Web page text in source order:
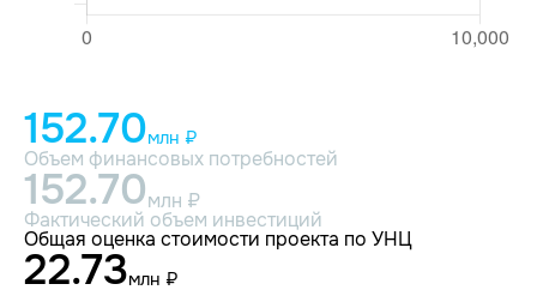
152.70млн ₽
Объем финансовых потребностей
152.70млн ₽
Фактический объем инвестиций
Общая оценка стоимости проекта по УНЦ
22.73млн ₽